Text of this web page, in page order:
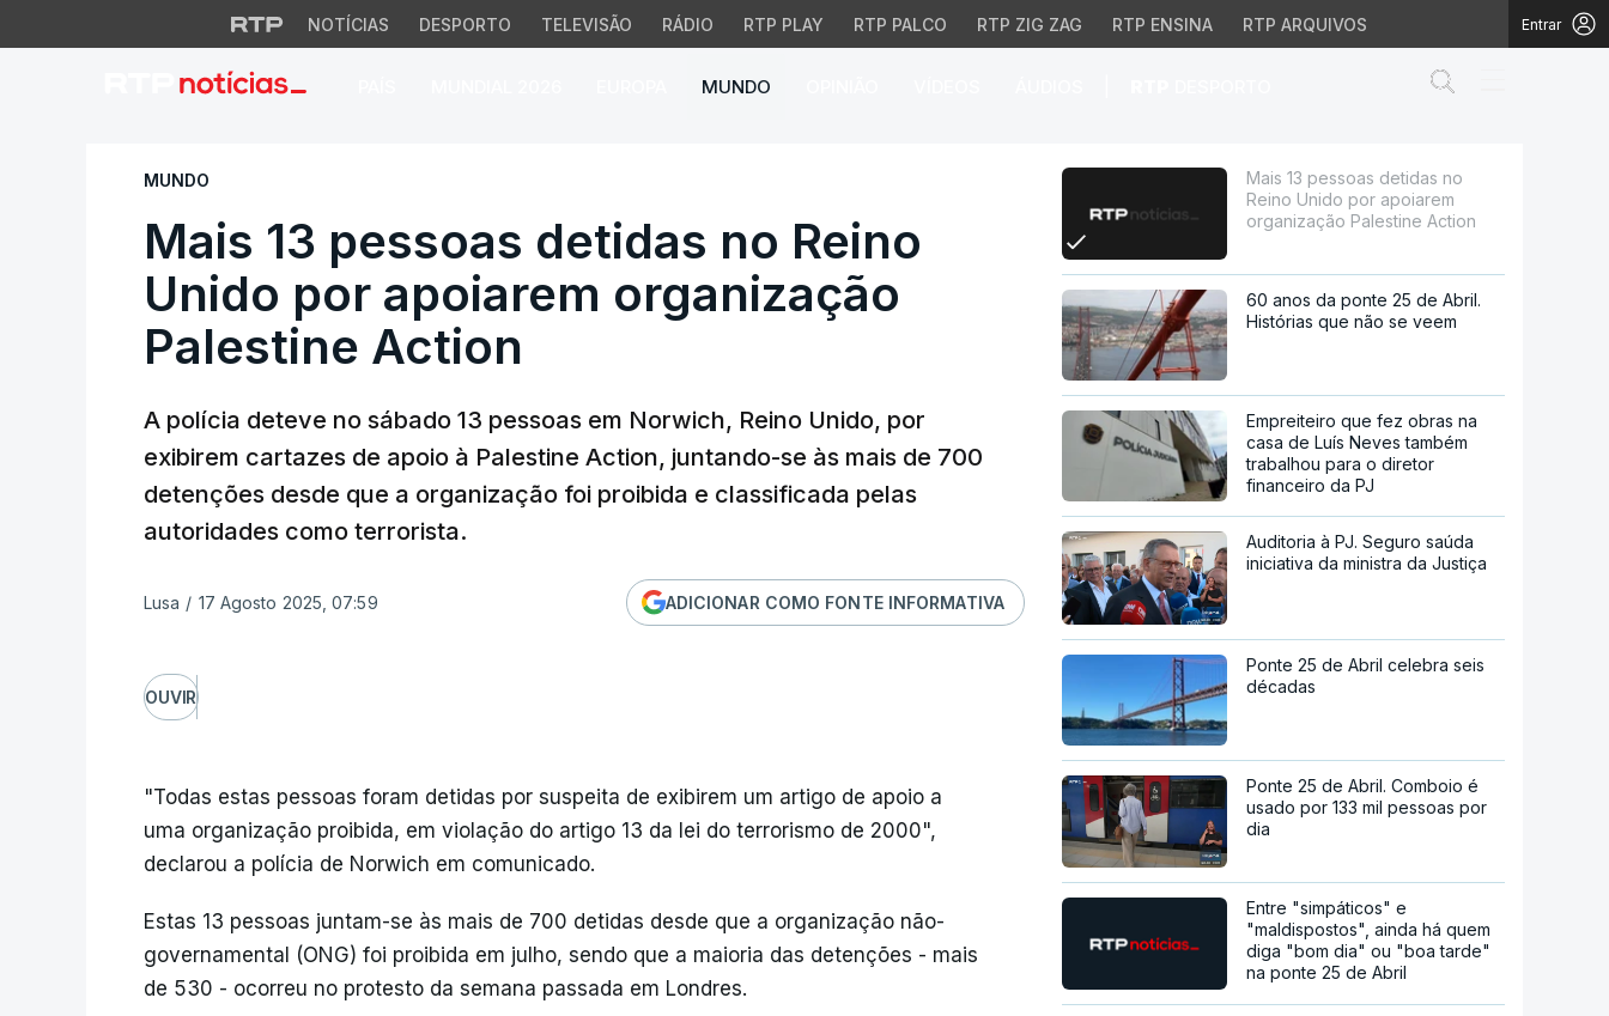
NOTÍCIAS DESPORTO TELEVISÃO RÁDIO RTP PLAY RTP PALCO RTP ZIG ZAG RTP ENSINA RTP ARQUIVOS Entrar
MUNDO
Mais 13 pessoas detidas no Reino Unido por apoiarem
MUNDO
Mais 13 pessoas detidas no Reino
Unido por apoiarem organização
Palestine Action
A polícia deteve no sábado 13 pessoas em Norwich, Reino Unido, por
exibirem cartazes de apoio à Palestine Action, juntando-se às mais de 700
detenções desde que a organização foi proibida e classificada pelas
autoridades como terrorista.
Lusa / 17 Agosto 2025, 07:59 ADICIONAR COMO FONTE INFORMATIVA
OUVIR
"Todas estas pessoas foram detidas por suspeita de exibirem um artigo de apoio a
uma organização proibida, em violação do artigo 13 da lei do terrorismo de 2000",
declarou a polícia de Norwich em comunicado.
Estas 13 pessoas juntam-se às mais de 700 detidas desde que a organização não-
governamental (ONG) foi proibida em julho, sendo que a maioria das detenções - mais
de 530 - ocorreu no protesto da semana passada em Londres.
Mais 13 pessoas detidas no
Reino Unido por apoiarem
organização Palestine Action
60 anos da ponte 25 de Abril.
Histórias que não se veem
Empreiteiro que fez obras na
casa de Luís Neves também
trabalhou para o diretor
financeiro da PJ
Auditoria à PJ. Seguro saúda
iniciativa da ministra da Justiça
Ponte 25 de Abril celebra seis
décadas
Ponte 25 de Abril. Comboio é
usado por 133 mil pessoas por
dia
Entre "simpáticos" e
"maldispostos", ainda há quem
diga "bom dia" ou "boa tarde"
na ponte 25 de Abril